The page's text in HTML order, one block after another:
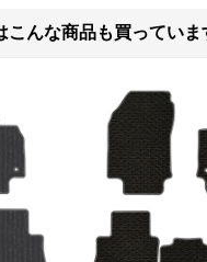
こんな商品も買っていま